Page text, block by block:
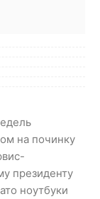
на починку
президенту
ноутбуки